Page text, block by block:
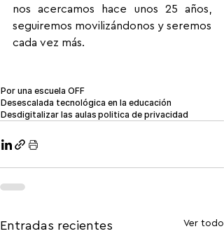
nos acercamos hace unos 25 años,
seguiremos movilizándonos y seremos
cada vez más.
Por una escuela OFF
Desescalada tecnológica en la educación
Desdigitalizar las aulas politica de privacidad
Entradas recientes Ver todo